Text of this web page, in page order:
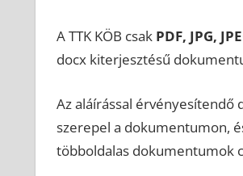
A TTK KÖB csak PDF, JPG,
docx kiterjesztésű
Az aláírással érvényesítendő
szerepel a dokumentumon,
többoldalas dokumentumok